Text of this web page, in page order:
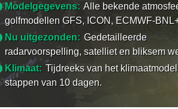
Modelgegevens: Alle bekende
golfmodellen GFS, ICON, ECMWF-
Nu uitgezonden: Gedetailleerde
radarvoorspelling, satelliet en bliksem
Klimaat: Tijdreeks van het
stappen van 10 dagen.